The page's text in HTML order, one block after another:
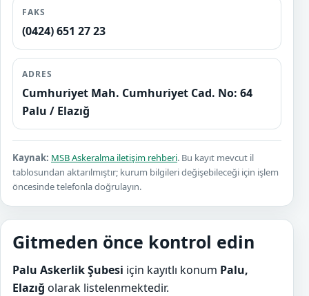
FAKS
(0424) 651 27 23
ADRES
Cumhuriyet Mah. Cumhuriyet Cad. No: 64
Palu / Elazığ
Kaynak: MSB Askeralma iletişim rehberi. Bu kayıt mevcut il
tablosundan aktarılmıştır; kurum bilgileri değişebileceği için işlem
öncesinde telefonla doğrulayın.
Gitmeden önce kontrol edin
Palu Askerlik Şubesi için kayıtlı konum Palu,
Elazığ olarak listelenmektedir.